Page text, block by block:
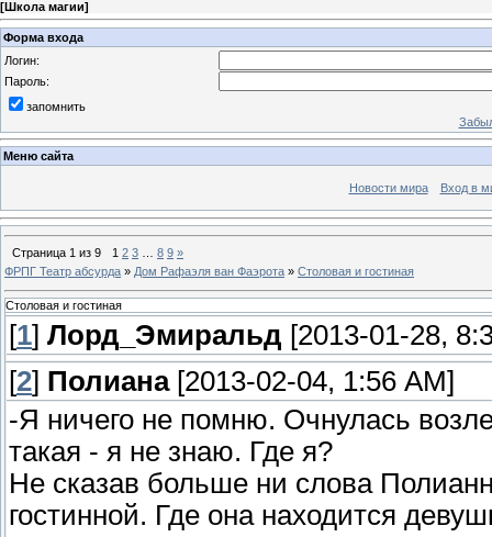
[Школа магии]
Форма входа
Логин:
Пароль:
запомнить
Меню сайта
Новости мира Вход в
Страница 1 из 9 1 2 3 8 9 »
ФРПГ Театр абсурда » Дом Рафаэля ван Фаэрота » Столовая и гостиная
Столовая и гостиная
[1] Лорд_Эмиральд [2013-01-28,
[2] Полиана[2013-02-04, 1:56 AM]
-Я ничего не помню. Очнулась
такая - я не знаю. Где я?
Не сказав больше ни слова
гостинной. Где она находится